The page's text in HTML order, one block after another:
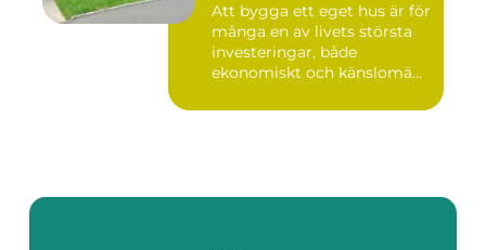
Att bygga ett eget hus är för
många en av livets största
investeringar, både
ekonomiskt och känslomä...